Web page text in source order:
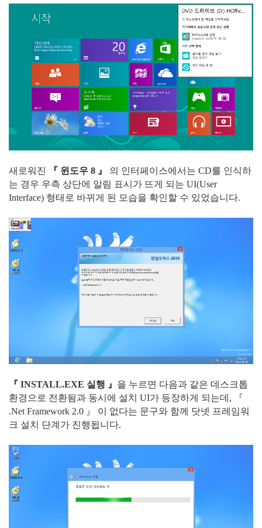
새로워진 『 윈도우 8 』
의 인터페이스에서는 CD를 인식하
는 경우 우측 상단에 알림 표시가 뜨게 되는 UI(User
Interface) 형태로 바뀌게 된 모습을 확인할 수 있었습니다.
『 INSTALL.EXE 실행 』 을 누르면 다음과 같은 데스크톱
환경으로 전환됨과 동시에 설치 UI가 등장하게 되는데, 『
.Net Framework 2.0 』 이 없다는 문구와 함께 닷넷 프레임워
크 설치 단계가 진행됩니다.